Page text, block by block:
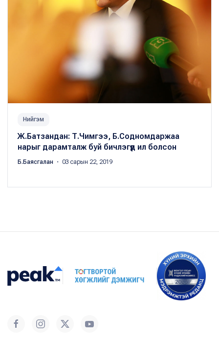
Нийгэм
Ж.Батзандан: Т.Чимгээ, Б.Содномдаржаа
нарыг дарамталж буй бичлэгүүд ил болсон
Б.Баясгалан ・ 03 сарын 22, 2019